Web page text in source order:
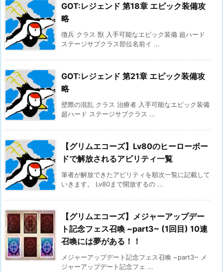
GOT:レジェンド 第18章 エピック装備攻
略
徴兵 クラス 獣 入手可能なエピック装備 超ハード
ステージサブクラス部位名前イ ...
GOT:レジェンド 第21章 エピック装備攻
略
壁際の混乱 クラス 治療者 入手可能なエピック装備
超ハード ステージサブクラス ...
【グリムエコーズ】Lv80のヒーローボー
ドで解放されるアビリティ一覧
筆者が解放できたアビリティを順次一覧に記載して
いきます。 Lv80まで開放するの ...
【グリムエコーズ】メジャーアップデー
ト記念フェス召喚 ~part3~ (1回目) 10連
召喚には夢がある！！
メジャーアップデート記念フェス召喚 ~part3~ メ
ジャーアップデート記念フェ ...